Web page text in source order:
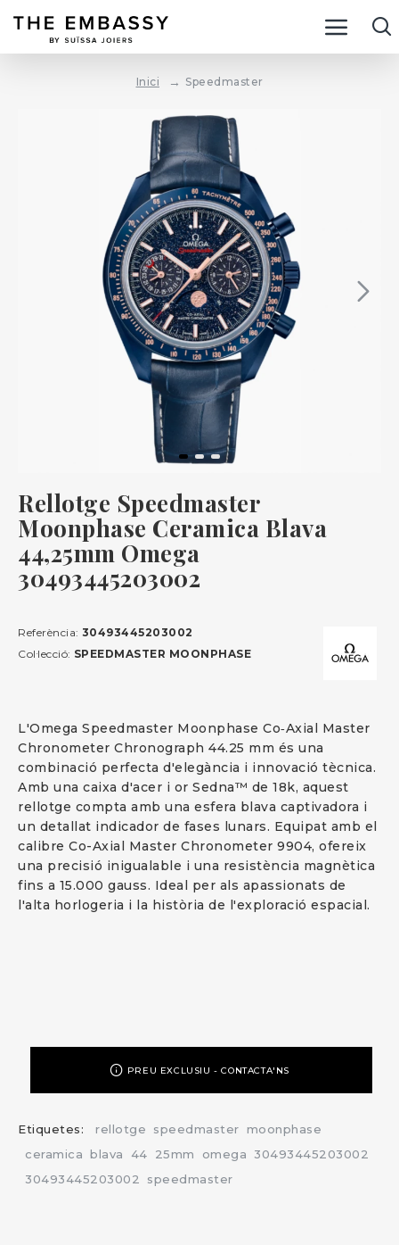
Inici Speedmaster
Rellotge Speedmaster
Moonphase Ceramica Blava
44,25mm Omega
30493445203002
L'Omega Speedmaster Moonphase Co‑Axial Master
Chronometer Chronograph 44.25 mm és una
combinació perfecta d'elegància i innovació tècnica.
Amb una caixa d'acer i or Sedna™ de 18k, aquest
rellotge compta amb una esfera blava captivadora i
un detallat indicador de fases lunars. Equipat amb el
calibre Co-Axial Master Chronometer 9904, ofereix
una precisió inigualable i una resistència magnètica
fins a 15.000 gauss. Ideal per als apassionats de
l'alta horlogeria i la història de l'exploració espacial.
Referència: 30493445203002
Col·lecció: SPEEDMASTER MOONPHASE
PREU EXCLUSIU - CONTACTA'NS
Etiquetes: rellotge speedmaster moonphase
ceramica blava 44 25mm omega
30493445203002
30493445203002
speedmaster